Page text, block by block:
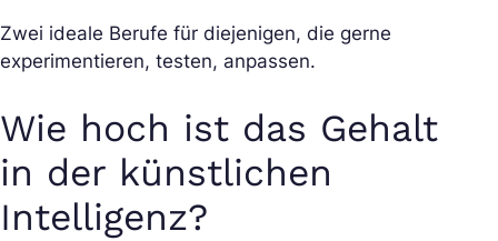
Zwei ideale Berufe für diejenigen, die gerne
experimentieren, testen, anpassen.
Wie hoch ist das Gehalt
in der künstlichen
Intelligenz?